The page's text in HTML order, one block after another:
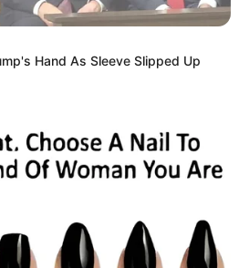
Hand As Sleeve Slipped Up